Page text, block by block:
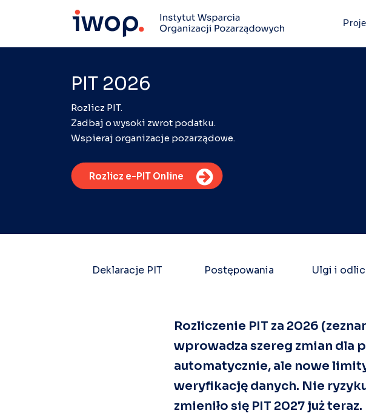
PIT 2026
Rozlicz PIT.
Zadbaj o wysoki zwrot podatku.
Wspieraj organizacje pozarządowe.
Rozlicz e-PIT Online
Deklaracje PIT Postępowania Ulgi i
Rozliczenie PIT za 2026
wprowadza szereg zmian dla
automatycznie, ale nowe
weryfikację danych. Nie
zmieniło się PIT 2027 już teraz.